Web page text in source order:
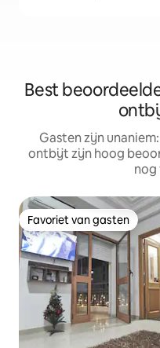
Best
Gasten zijn
ontbijt zijn hoog
nog
Favoriet van gasten
Favoriet van gasten